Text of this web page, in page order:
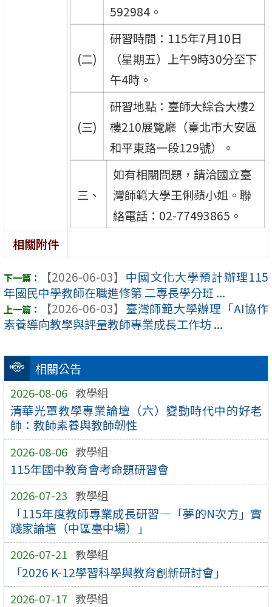
相關公告
2026-08-06 教學組
清華光罩教學專業論壇（六）變動時代中的好老
師：教師素養與教師韌性
2026-08-06 教學組
115年國中教育會考命題研習會
2026-07-23 教學組
「115年度教師專業成長研習—「夢的N次方」實
踐家論壇（中區臺中場）」
2026-07-21 教學組
「2026 K-12學習科學與教育創新研討會」
2026-07-17 教學組
592984。
(二)
研習時間：115年7月10日
（星期五）上午9時30分至下
午4時。
(三)
研習地點：臺師大綜合大樓2
樓210展覽廳（臺北市大安區
和平東路一段129號）。
三、
如有相關問題，請洽國立臺
灣師範大學王俐蘋小姐。聯
絡電話：02-77493865。
相關附件
【2026-06-03】 中國文化大學預計辦理115
年國民中學教師在職進修第 二專長學分班 ...
【2026-06-03】 臺灣師範大學辦理「AI協作
素養導向教學與評量教師專業成長工作坊 ...